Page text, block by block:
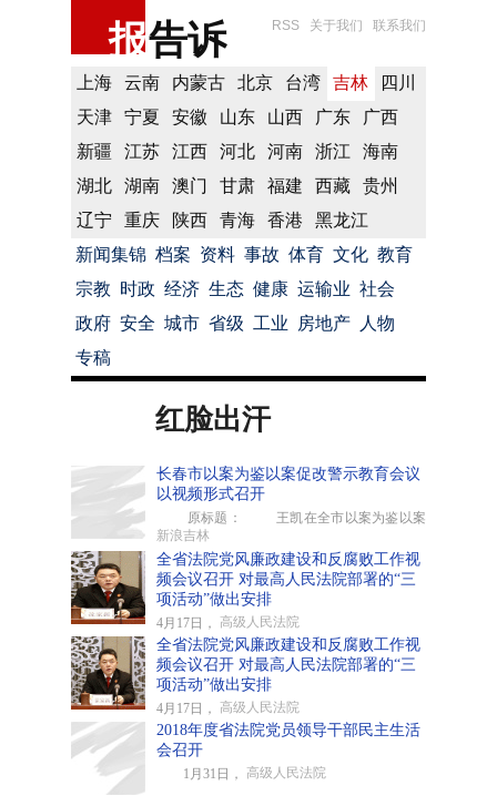
报告诉 RSS 关于我们 联系我们
上海 云南 内蒙古 北京 台湾 吉林
四川
天津
宁夏 安徽 山东 山西 广东
广西
新疆
江苏 江西 河北 河南 浙江
海南
湖北
湖南 澳门 甘肃 福建 西藏
贵州
辽宁
重庆 陕西 青海 香港
黑龙江
新闻集锦 档案 资料 事故 体育 文化 教育
宗教 时政 经济 生态 健康 运输业 社会
政府 安全 城市 省级 工业 房地产
人物
专稿
红脸出汗
长春市以案为鉴以案促改警示教育会议
以视频形式召开
原标题： 王凯在全市以案为鉴以案
新浪吉林
全省法院党风廉政建设和反腐败工作视
频会议召开 对最高人民法院部署的“三
项活动”做出安排
4月17日， 高级人民法院
全省法院党风廉政建设和反腐败工作视
频会议召开 对最高人民法院部署的“三
项活动”做出安排
4月17日， 高级人民法院
2018年度省法院党员领导干部民主生活
会召开
1月31日， 高级人民法院